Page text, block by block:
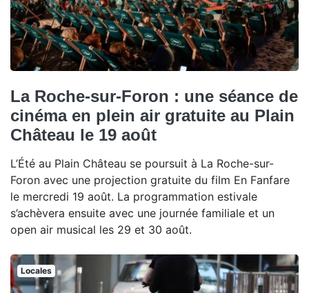
La Roche-sur-Foron : une séance de
cinéma en plein air gratuite au Plain
Château le 19 août
L’Été au Plain Château se poursuit à La Roche-sur-
Foron avec une projection gratuite du film En Fanfare
le mercredi 19 août. La programmation estivale
s’achèvera ensuite avec une journée familiale et un
open air musical les 29 et 30 août.
Locales